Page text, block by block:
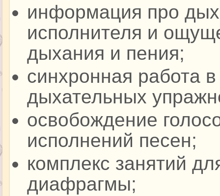
информация про
исполнителя и
дыхания и пения;
синхронная работа
дыхательных
освобождение
исполнений песен;
комплекс занятий
диафрагмы;